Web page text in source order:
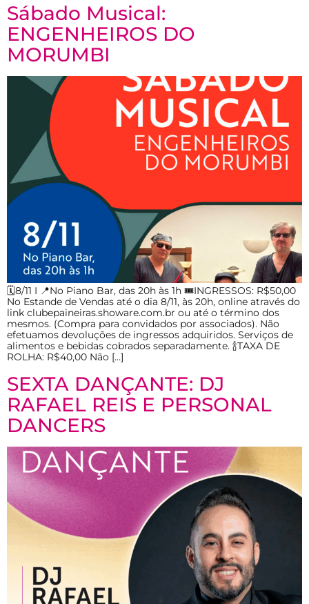
Sábado Musical:
ENGENHEIROS DO
MORUMBI
🗓️8/11 I 📍No Piano Bar, das 20h às 1h 🎟️INGRESSOS: R$50,00
No Estande de Vendas até o dia 8/11, às 20h, online através do
link clubepaineiras.showare.com.br ou até o término dos
mesmos. (Compra para convidados por associados). Não
efetuamos devoluções de ingressos adquiridos. Serviços de
alimentos e bebidas cobrados separadamente. 🍾TAXA DE
ROLHA: R$40,00 Não […]
SEXTA DANÇANTE: DJ
RAFAEL REIS E PERSONAL
DANCERS